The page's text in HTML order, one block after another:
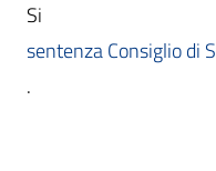
sentenza Consiglio di
.